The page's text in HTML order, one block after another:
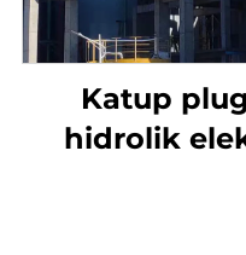
Katup
hidrolik